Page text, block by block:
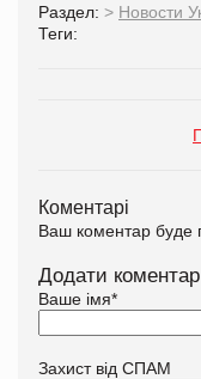
Раздел: > Новости
Теги:
Коментарі
Ваш коментар буде
Додати коментар
Ваше імя*
Захист від СПАМ